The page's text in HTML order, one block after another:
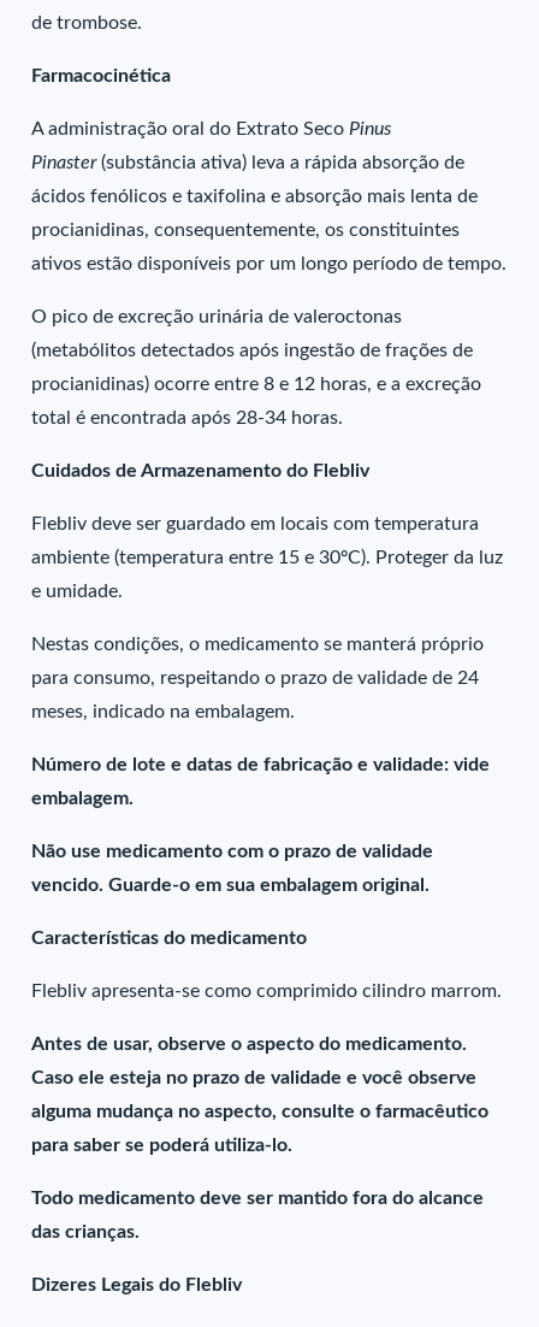
de trombose.
Farmacocinética
A administração oral do Extrato Seco Pinus
Pinaster(substância ativa) leva a rápida absorção de
ácidos fenólicos e taxifolina e absorção mais lenta de
procianidinas, consequentemente, os constituintes
ativos estão disponíveis por um longo período de tempo.
O pico de excreção urinária de valeroctonas
(metabólitos detectados após ingestão de frações de
procianidinas) ocorre entre 8 e 12 horas, e a excreção
total é encontrada após 28-34 horas.
Cuidados de Armazenamento do Flebliv
Flebliv deve ser guardado em locais com temperatura
ambiente (temperatura entre 15 e 30ºC). Proteger da luz
e umidade.
Nestas condições, o medicamento se manterá próprio
para consumo, respeitando o prazo de validade de 24
meses, indicado na embalagem.
Número de lote e datas de fabricação e validade: vide
embalagem.
Não use medicamento com o prazo de validade
vencido. Guarde-o em sua embalagem original.
Características do medicamento
Flebliv apresenta-se como comprimido cilindro marrom.
Antes de usar, observe o aspecto do medicamento.
Caso ele esteja no prazo de validade e você observe
alguma mudança no aspecto, consulte o farmacêutico
para saber se poderá utiliza-lo.
Todo medicamento deve ser mantido fora do alcance
das crianças.
Dizeres Legais do Flebliv